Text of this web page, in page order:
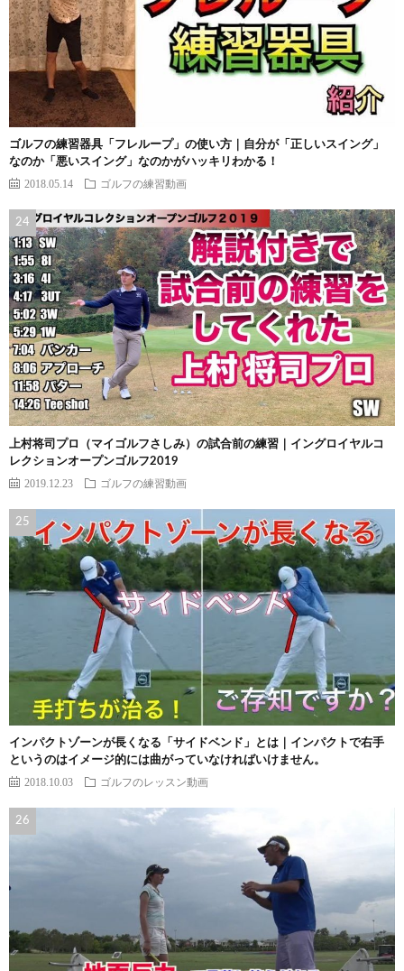
ゴルフの練習器具「フレループ」の使い方｜自分が「正しいスイング」
なのか「悪いスイング」なのかがハッキリわかる！
2018.05.14 ゴルフの練習動画
上村将司プロ（マイゴルフさしみ）の試合前の練習｜イングロイヤルコ
レクションオープンゴルフ2019
2019.12.23 ゴルフの練習動画
インパクトゾーンが長くなる「サイドベンド」とは｜インパクトで右手
というのはイメージ的には曲がっていなければいけません。
2018.10.03 ゴルフのレッスン動画